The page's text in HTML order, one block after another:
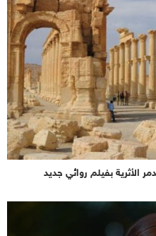
بفيلم روائي جديد